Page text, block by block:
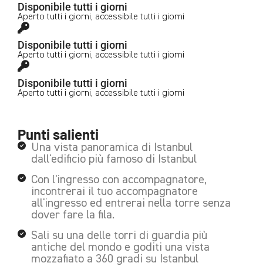
Disponibile tutti i giorni
Aperto tutti i giorni, accessibile tutti i giorni
Disponibile tutti i giorni
Aperto tutti i giorni, accessibile tutti i giorni
Disponibile tutti i giorni
Aperto tutti i giorni, accessibile tutti i giorni
Punti salienti
Una vista panoramica di Istanbul
dall'edificio più famoso di Istanbul
Con l'ingresso con accompagnatore,
incontrerai il tuo accompagnatore
all'ingresso ed entrerai nella torre senza
dover fare la fila.
Sali su una delle torri di guardia più
antiche del mondo e goditi una vista
mozzafiato a 360 gradi su Istanbul